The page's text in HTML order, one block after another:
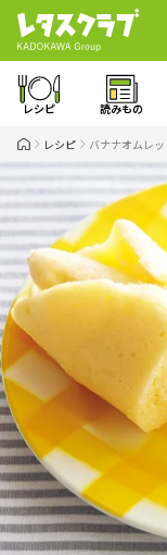
レシピ 読みもの
レシピ バナナオムレッ